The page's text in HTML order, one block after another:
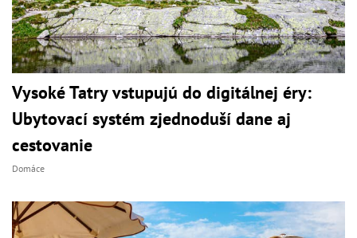
Vysoké Tatry vstupujú do digitálnej éry:
Ubytovací systém zjednoduší dane aj
cestovanie
Domáce